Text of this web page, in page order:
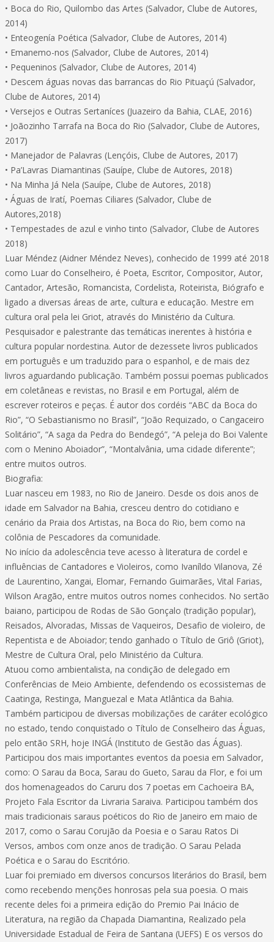
• Boca do Rio, Quilombo das Artes (Salvador, Clube de Autores,
2014)
• Enteogenía Poética (Salvador, Clube de Autores, 2014)
• Emanemo-nos (Salvador, Clube de Autores, 2014)
• Pequeninos (Salvador, Clube de Autores, 2014)
• Descem águas novas das barrancas do Rio Pituaçú (Salvador,
Clube de Autores, 2014)
• Versejos e Outras Sertaníces (Juazeiro da Bahia, CLAE, 2016)
• Joãozinho Tarrafa na Boca do Rio (Salvador, Clube de Autores,
2017)
• Manejador de Palavras (Lençóis, Clube de Autores, 2017)
• Pa’Lavras Diamantinas (Sauípe, Clube de Autores, 2018)
• Na Minha Já Nela (Sauípe, Clube de Autores, 2018)
• Águas de Iratí, Poemas Ciliares (Salvador, Clube de
Autores,2018)
• Tempestades de azul e vinho tinto (Salvador, Clube de Autores
2018)
Luar Méndez (Aidner Méndez Neves), conhecido de 1999 até 2018
como Luar do Conselheiro, é Poeta, Escritor, Compositor, Autor,
Cantador, Artesão, Romancista, Cordelista, Roteirista, Biógrafo e
ligado a diversas áreas de arte, cultura e educação. Mestre em
cultura oral pela lei Griot, através do Ministério da Cultura.
Pesquisador e palestrante das temáticas inerentes à história e
cultura popular nordestina. Autor de dezessete livros publicados
em português e um traduzido para o espanhol, e de mais dez
livros aguardando publicação. Também possui poemas publicados
em coletâneas e revistas, no Brasil e em Portugal, além de
escrever roteiros e peças. É autor dos cordéis “ABC da Boca do
Rio”, “O Sebastianismo no Brasil”, “João Requizado, o Cangaceiro
Solitário”, “A saga da Pedra do Bendegó”, “A peleja do Boi Valente
com o Menino Aboiador”, “Montalvânia, uma cidade diferente”;
entre muitos outros.
Biografia:
Luar nasceu em 1983, no Rio de Janeiro. Desde os dois anos de
idade em Salvador na Bahia, cresceu dentro do cotidiano e
cenário da Praia dos Artistas, na Boca do Rio, bem como na
colônia de Pescadores da comunidade.
No início da adolescência teve acesso à literatura de cordel e
influências de Cantadores e Violeiros, como Ivaníldo Vilanova, Zé
de Laurentino, Xangai, Elomar, Fernando Guimarães, Vital Farias,
Wilson Aragão, entre muitos outros nomes conhecidos. No sertão
baiano, participou de Rodas de São Gonçalo (tradição popular),
Reisados, Alvoradas, Missas de Vaqueiros, Desafio de violeiro, de
Repentista e de Aboiador; tendo ganhado o Título de Griô (Griot),
Mestre de Cultura Oral, pelo Ministério da Cultura.
Atuou como ambientalista, na condição de delegado em
Conferências de Meio Ambiente, defendendo os ecossistemas de
Caatinga, Restinga, Manguezal e Mata Atlântica da Bahia.
Também participou de diversas mobilizações de caráter ecológico
no estado, tendo conquistado o Título de Conselheiro das Águas,
pelo então SRH, hoje INGÁ (Instituto de Gestão das Águas).
Participou dos mais importantes eventos da poesia em Salvador,
como: O Sarau da Boca, Sarau do Gueto, Sarau da Flor, e foi um
dos homenageados do Caruru dos 7 poetas em Cachoeira BA,
Projeto Fala Escritor da Livraria Saraiva. Participou também dos
mais tradicionais saraus poéticos do Rio de Janeiro em maio de
2017, como o Sarau Corujão da Poesia e o Sarau Ratos Di
Versos, ambos com onze anos de tradição. O Sarau Pelada
Poética e o Sarau do Escritório.
Luar foi premiado em diversos concursos literários do Brasil, bem
como recebendo menções honrosas pela sua poesia. O mais
recente deles foi a primeira edição do Premio Pai Inácio de
Literatura, na região da Chapada Diamantina, Realizado pela
Universidade Estadual de Feira de Santana (UEFS) E os versos do